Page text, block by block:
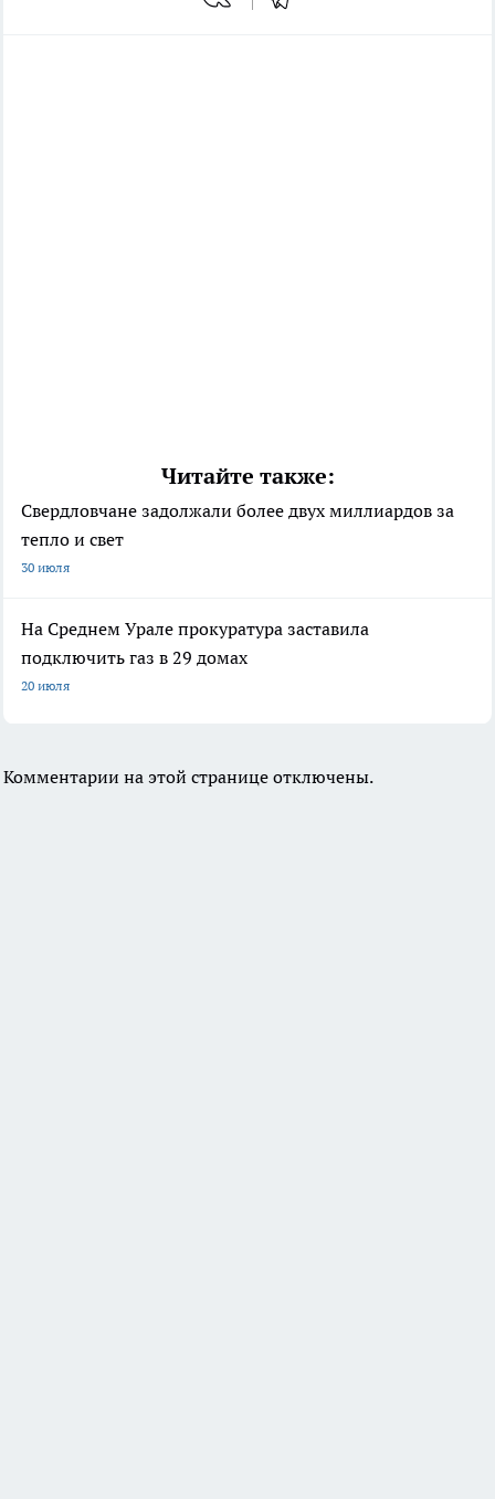
Читайте также:
Свердловчане задолжали более двух миллиардов за
тепло и свет
30 июля
На Среднем Урале прокуратура заставила
подключить газ в 29 домах
20 июля
Комментарии на этой странице отключены.